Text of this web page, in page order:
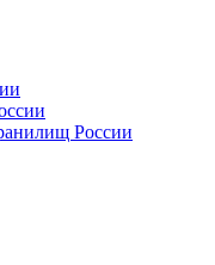
России